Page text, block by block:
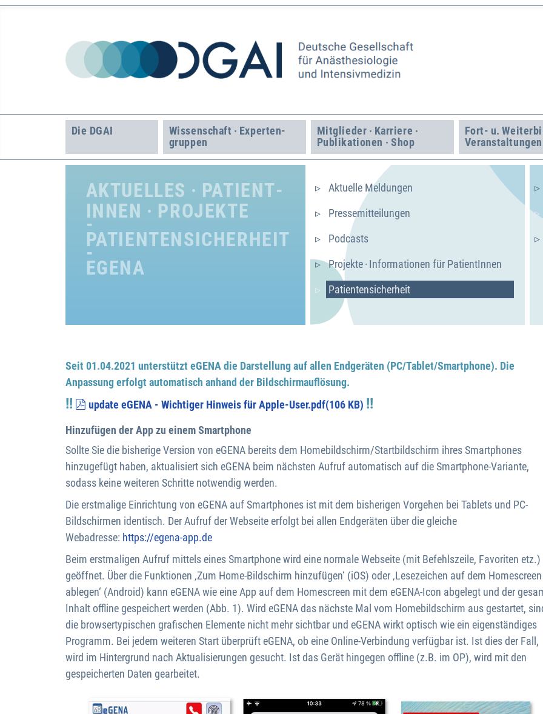
Die DGAI
Wissenschaft · Experten­
gruppen
Mitglieder · Karriere ·
Publikationen · Shop
Fort- u.
Veranstaltungen
AKTUELLES · PATIENT­
INNEN · PROJEKTE
PATIENTENSICHERHEIT
EGENA
Aktuelle Meldungen
Presse­mitteilungen
Podcasts
Projekte · Informationen für PatientInnen
Patientensicherheit
Seit 01.04.2021 unterstützt eGENA die Darstellung auf allen Endgeräten (PC/Tablet/Smartphone). Die
Anpassung erfolgt automatisch anhand der Bildschirmauflösung.
!! pdf
update eGENA - Wichtiger Hinweis für Apple-User.pdf(106 KB) !!
Hinzufügen der App zu einem Smartphone
Sollte Sie die bisherige Version von eGENA bereits dem Homebildschirm/Startbildschirm ihres Smartphones
hinzugefügt haben, aktualisiert sich eGENA beim nächsten Aufruf automatisch auf die Smartphone-Variante,
sodass keine weiteren Schritte notwendig werden.
Die erstmalige Einrichtung von eGENA auf Smartphones ist mit dem bisherigen Vorgehen bei Tablets und PC-
Bildschirmen identisch. Der Aufruf der Webseite erfolgt bei allen Endgeräten über die gleiche
Webadresse: https://egena-app.de
Beim erstmaligen Aufruf mittels eines Smartphone wird eine normale Webseite (mit Befehlszeile, Favoriten etz.)
geöffnet. Über die Funktionen ‚Zum Home-Bildschirm hinzufügen‘ (iOS) oder ‚Lesezeichen auf dem Homescreen
ablegen‘ (Android) kann eGENA wie eine App auf dem Homescreen mit dem eGENA-Icon abgelegt und der
Inhalt offline gespeichert werden (Abb. 1). Wird eGENA das nächste Mal vom Homebildschirm aus gestartet,
die browsertypischen grafischen Elemente nicht mehr sichtbar und eGENA wirkt optisch wie ein eigenständiges
Programm. Bei jedem weiteren Start überprüft eGENA, ob eine Online-Verbindung verfügbar ist. Ist dies der Fall,
wird im Hintergrund nach Aktualisierungen gesucht. Ist das Gerät hingegen offline (z.B. im OP), wird mit den
gespeicherten Daten gearbeitet.